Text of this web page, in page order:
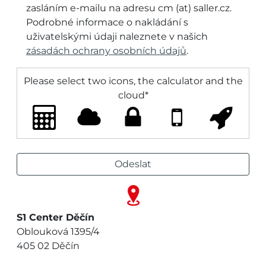
zasláním e-mailu na adresu cm (at) saller.cz.
Podrobné informace o nakládání s
uživatelskými údaji naleznete v našich
zásadách ochrany osobních údajů.
Please select two icons, the calculator and the
cloud*
S1 Center Děčín
Oblouková 1395/4
405 02 Děčín